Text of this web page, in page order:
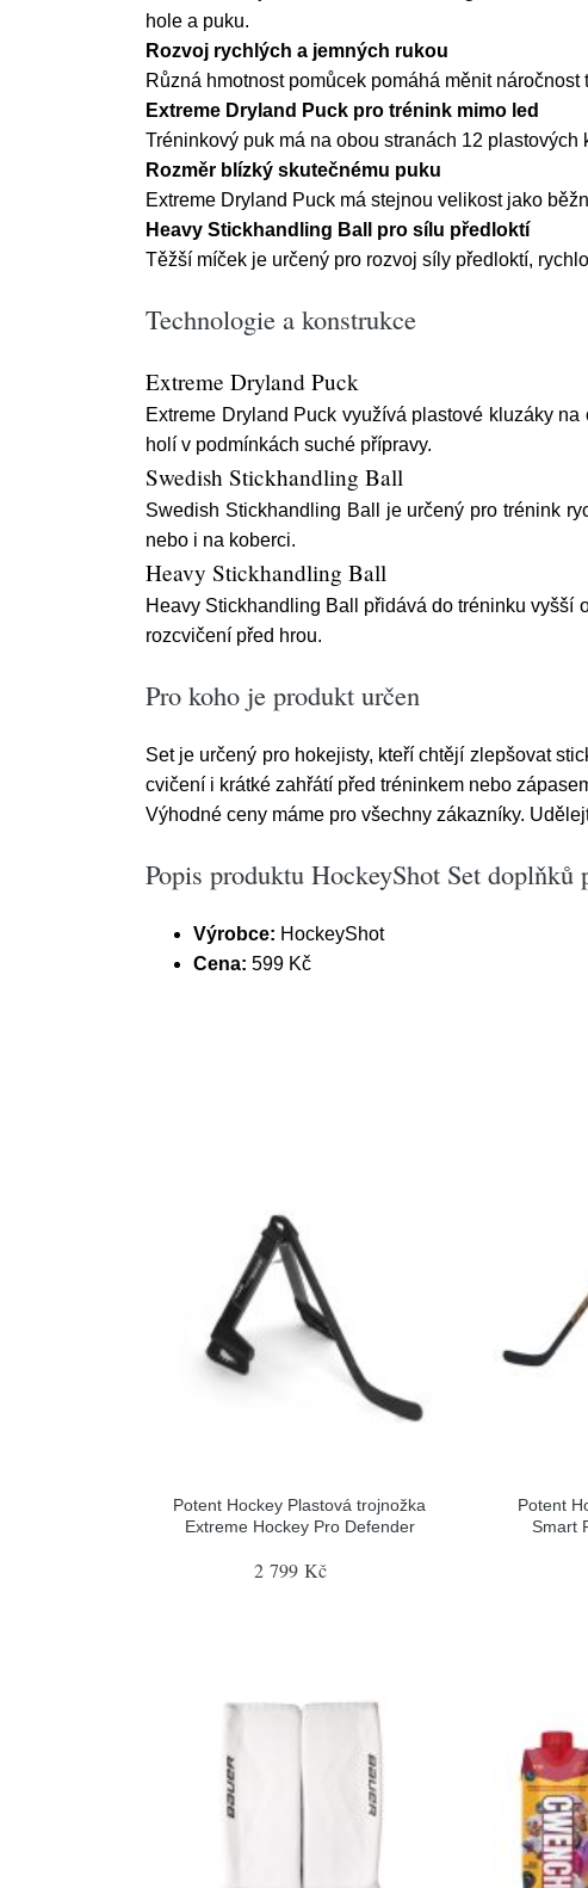
hole a puku.
Rozvoj rychlých a jemných rukou
Různá hmotnost pomůcek pomáhá měnit
Extreme Dryland Puck pro trénink mimo led
Tréninkový puk má na obou stranách 12
Rozměr blízký skutečnému puku
Extreme Dryland Puck má stejnou velikost jako
Heavy Stickhandling Ball pro sílu předloktí
Těžší míček je určený pro rozvoj síly předloktí,
Technologie a konstrukce
Extreme Dryland Puck
Extreme Dryland Puck využívá plastové kluzáky
holí v podmínkách suché přípravy.
Swedish Stickhandling Ball
Swedish Stickhandling Ball je určený pro trénink
nebo i na koberci.
Heavy Stickhandling Ball
Heavy Stickhandling Ball přidává do tréninku vyšší
rozcvičení před hrou.
Pro koho je produkt určen
Set je určený pro hokejisty, kteří chtějí zlepšovat
cvičení i krátké zahřátí před tréninkem nebo
Výhodné ceny máme pro všechny zákazníky.
Popis produktu HockeyShot Set
Výrobce: HockeyShot
Cena: 599 Kč
Potent Hockey Plastová trojnožka
Extreme Hockey Pro Defender
2 799 Kč
Potent
Smart